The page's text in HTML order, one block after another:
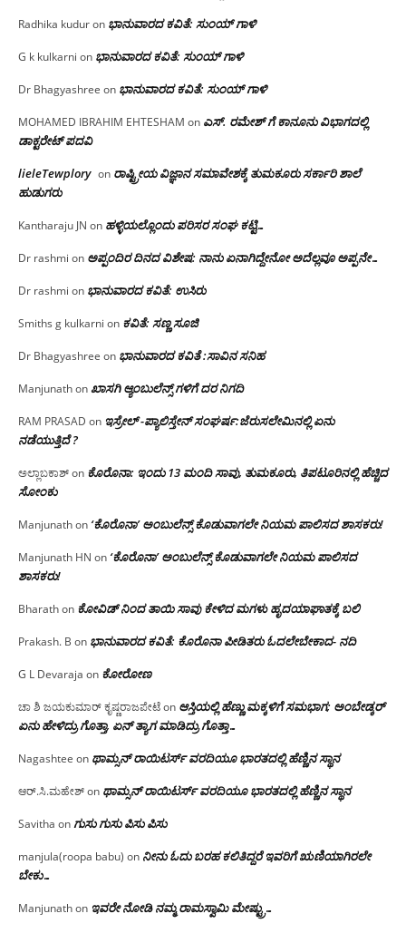
Radhika kuduron ಭಾನುವಾರದ ಕವಿತೆ: ಸುಂಯ್ ಗಾಳಿ
G k kulkarni on ಭಾನುವಾರದ ಕವಿತೆ: ಸುಂಯ್ ಗಾಳಿ
Dr Bhagyashree on ಭಾನುವಾರದ ಕವಿತೆ: ಸುಂಯ್ ಗಾಳಿ
MOHAMED IBRAHIM EHTESHAM on ಎಸ್. ರಮೇಶ್ ಗೆ ಕಾನೂನು ವಿಭಾಗದಲ್ಲಿ
ಡಾಕ್ಟರೇಟ್ ಪದವಿ
lieleTewplory on ರಾಷ್ಟ್ರೀಯ ವಿಜ್ಞಾನ ಸಮಾವೇಶಕ್ಕೆ‌ ತುಮಕೂರು ಸರ್ಕಾರಿ ಶಾಲೆ
ಹುಡುಗರು
Kantharaju JN on ಹಳ್ಳಿಯಲ್ಲೊಂದು ಪರಿಸರ ಸಂಘ ಕಟ್ಟಿ…
Dr rashmi on ಅಪ್ಪಂದಿರ ದಿನದ ವಿಶೇಷ: ನಾನು ಏನಾಗಿದ್ದೇನೋ‌ ಅದೆಲ್ಲವೂ ಅಪ್ಪನೇ…
Dr rashmi on ಭಾನುವಾರದ ಕವಿತೆ: ಉಸಿರು
Smiths g kulkarni on ಕವಿತೆ: ಸಣ್ಣ ಸೂಜಿ
Dr Bhagyashree on ಭಾನುವಾರದ ಕವಿತೆ :ಸಾವಿನ ಸನಿಹ
Manjunathonಖಾಸಗಿ ಆ್ಯಂಬುಲೆನ್ಸ್ ಗಳಿಗೆ ದರ ನಿಗದಿ
RAM PRASAD on ಇಸ್ರೇಲ್ -ಪ್ಯಾಲಿಸ್ತೇನ್ ಸಂಘರ್ಷ:ಜೆರುಸಲೇಮಿನಲ್ಲಿ ಏನು
ನಡೆಯುತ್ತಿದೆ ?
ಅಲ್ಲಾಬಕಾಶ್on ಕೊರೊನಾ: ಇಂದು 13 ಮಂದಿ ಸಾವು, ತುಮಕೂರು, ತಿಪಟೂರಿನಲ್ಲಿ ಹೆಚ್ಚಿದ
ಸೋಂಕು
Manjunathon ‘ಕೊರೊನಾ’ ಅಂಬುಲೆನ್ಸ್ ಕೊಡುವಾಗಲೇ ನಿಯಮ ಪಾಲಿಸದ ಶಾಸಕರು!
Manjunath HN on ‘ಕೊರೊನಾ’ ಅಂಬುಲೆನ್ಸ್ ಕೊಡುವಾಗಲೇ ನಿಯಮ ಪಾಲಿಸದ
ಶಾಸಕರು!
Bharathon ಕೋವಿಡ್ ನಿಂದ ತಾಯಿ ಸಾವು ಕೇಳಿದ ಮಗಳು ಹೃದಯಾಘಾತಕ್ಕೆ ಬಲಿ
Prakash. B on ಭಾನುವಾರದ ಕವಿತೆ: ಕೊರೊನಾ ಪೀಡಿತರು ಓದಲೇಬೇಕಾದ- ನದಿ
G L Devaraja on ಕೋರೋಣ
ಚಾ ಶಿ ಜಯಕುಮಾರ್ ಕೃಷ್ಣರಾಜಪೇಟೆon ಆಸ್ತಿಯಲ್ಲಿ ಹೆಣ್ಣು ಮಕ್ಕಳಿಗೆ ಸಮಭಾಗ; ಅಂಬೇಡ್ಕರ್
ಏನು ಹೇಳಿದ್ರು ಗೊತ್ತಾ, ಏನ್ ತ್ಯಾಗ ಮಾಡಿದ್ರು ಗೊತ್ತಾ…
Nagashtee on ಥಾಮ್ಸನ್ ರಾಯಿಟರ್ಸ್ ವರದಿಯೂ ಭಾರತದಲ್ಲಿ ಹೆಣ್ಣಿನ ಸ್ಥಾನ‌
ಆರ್.ಸಿ.ಮಹೇಶ್on ಥಾಮ್ಸನ್ ರಾಯಿಟರ್ಸ್ ವರದಿಯೂ ಭಾರತದಲ್ಲಿ ಹೆಣ್ಣಿನ ಸ್ಥಾನ‌
Savitha onಗುಸು ಗುಸು ಪಿಸು ಪಿಸು
manjula(roopa babu) on ನೀನು ಓದು ಬರಹ ಕಲಿತಿದ್ದರೆ ಇವರಿಗೆ ಋಣಿಯಾಗಿರಲೇ
ಬೇಕು…
Manjunathon ಇವರೇ‌ ನೋಡಿ‌ ನಮ್ಮ‌ ರಾಮಸ್ವಾಮಿ ಮೇಷ್ಟ್ರು…